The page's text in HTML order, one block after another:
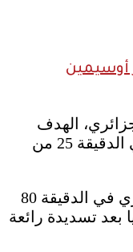
أوسيمين
الهدف
الثاني في مرمى منتخب ليبيريا في الدقيقة 25 من
ونجح بونجاح نجم المنتخب الجزائري في الدقيقة 80
بعد تسديدة رائعة